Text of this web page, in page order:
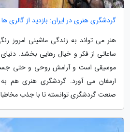
گردشگری هنری در ایران: بازدید از گالری
هنر می تواند به زندگی ماشینی امروز
ساعاتی از فکر و خیال رهایی بخشد. دنیای
موسیقی است و آرامش روحی و حتی
ارمغان می آورد. گردشگری هنری هم
صنعت گردشگری توانسته تا با جذب